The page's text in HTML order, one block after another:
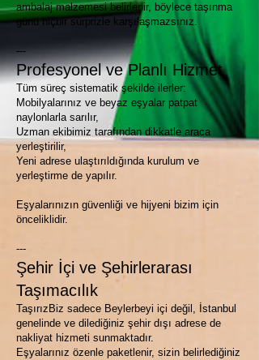
ambalaj malzemesi belirlenir, böylece taşınma
günü hiçbir sürprizle karşılaşmazsınız.
---
Profesyonel ve Planlı Hizmet
Tüm süreç sistematik şekilde ilerler:
Mobilyalarınız ve beyaz eşyalar patpat
naylonlarla sarılır,
Uzman ekibimiz tarafından dikkatle araca
yerleştirilir,
Yeni adrese ulaştırıldığında kurulum ve
yerleştirme de yapılır.
Eşyalarınızın güvenliği ve hijyeni bizim için
önceliklidir.
---
Şehir İçi ve Şehirlerarası
Taşımacılık
TaşırızBiz sadece Beylerbeyi içi değil, İstanbul
genelinde ve dilediğiniz şehir dışı adrese de
nakliyat hizmeti sunmaktadır.
Eşyalarınız özenle paketlenir, sizin belirlediğiniz